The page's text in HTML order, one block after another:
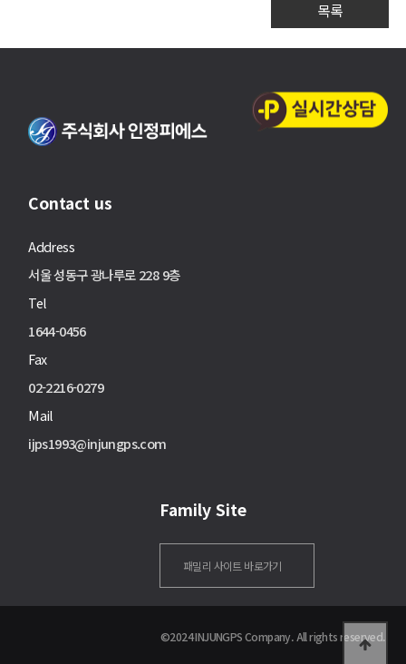
목록
Contact us
Address
서울 성동구 광나루로 228 9층
Tel
1644-0456
Fax
02-2216-0279
Mail
ijps1993@injungps.com
Family Site
패밀리 사이트 바로가기
©2024 INJUNGPS Company. All rights reserved.